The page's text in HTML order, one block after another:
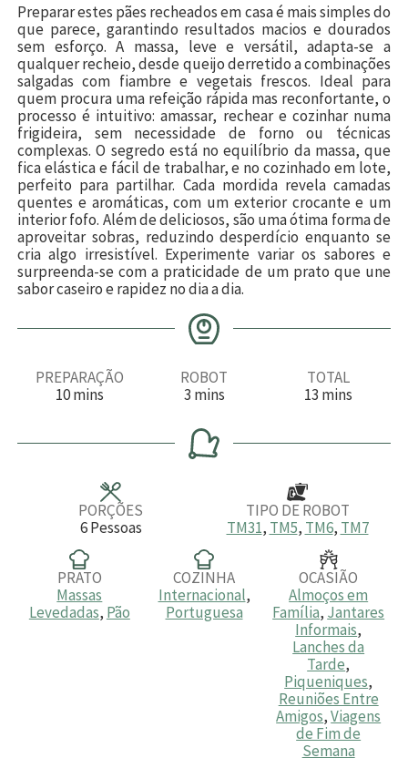
Preparar estes pães recheados em casa é mais simples do
que parece, garantindo resultados macios e dourados
sem esforço. A massa, leve e versátil, adapta-se a
qualquer recheio, desde queijo derretido a combinações
salgadas com fiambre e vegetais frescos. Ideal para
quem procura uma refeição rápida mas reconfortante, o
processo é intuitivo: amassar, rechear e cozinhar numa
frigideira, sem necessidade de forno ou técnicas
complexas. O segredo está no equilíbrio da massa, que
fica elástica e fácil de trabalhar, e no cozinhado em lote,
perfeito para partilhar. Cada mordida revela camadas
quentes e aromáticas, com um exterior crocante e um
interior fofo. Além de deliciosos, são uma ótima forma de
aproveitar sobras, reduzindo desperdício enquanto se
cria algo irresistível. Experimente variar os sabores e
surpreenda-se com a praticidade de um prato que une
sabor caseiro e rapidez no dia a dia.
PREPARAÇÃO
10m
u
mins
ROBOT
3m
n
u
t
mins
TOTAL
13 m
u
mins
PORÇÕES
6 Pessoas
TIPO DE ROBOT
TM31, TM5, TM6, TM7
PRATO
Massas
Levedadas, Pão
COZINHA
Internacional,
Portuguesa
OCASIÃO
Almoços em
Família, Jantares
Informais,
Lanches da
Tarde,
Piqueniques,
Reuniões Entre
Amigos,Viagens
de Fim de
Semana